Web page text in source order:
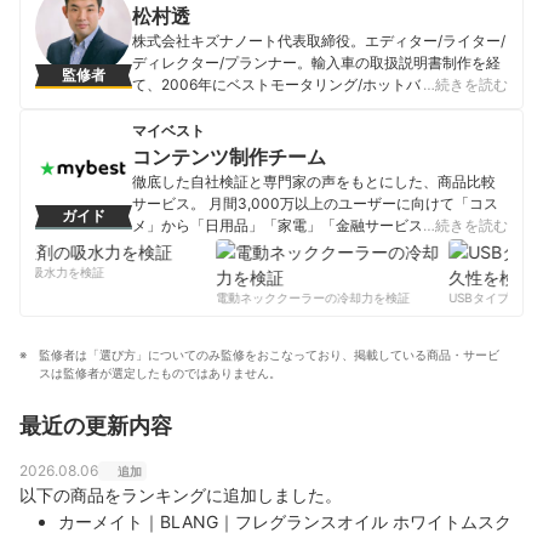
監修者
松村透
株式会社キズナノート代表取締役。エディター/ライター/
ディレクター/プランナー。輸入車の取扱説明書制作を経
て、2006年にベストモータリング/ホットバージョン公式
トや企画立案・ディレクションが得意分野。またオーナ
ーインタビューをライフワークとし、人選から取材・撮
影・原稿執筆・レタッチ・編集までを一手に担う。現在
の愛車は、1970年式ポルシェ911S（プラレール号）と
2022年式フォルクスワーゲン パサートヴァリアント。
松村透のプロフィール
…続きを読む
ガイド
マイベスト
コンテンツ制作チーム
徹底した自社検証と専門家の声をもとにした、商品比較
サービス。 月間3,000万以上のユーザーに向けて「コス
メ」から「日用品」「家電」「金融サービス」まで、ベ
ストな商品を選んでもらうために、毎日コンテンツを制
コンテンツ制作チームのプロフィール
…続きを読む
の吸水力を検証
電動ネッククーラーの冷却力を検証
USBタイプCケー
監修者は「選び方」についてのみ監修をおこなっており、掲載している商品・サービ
スは監修者が選定したものではありません。
最近の更新内容
2026.08.06 追加
以下の商品をランキングに追加しました。
カーメイト｜BLANG｜フレグランスオイル ホワイトムスク